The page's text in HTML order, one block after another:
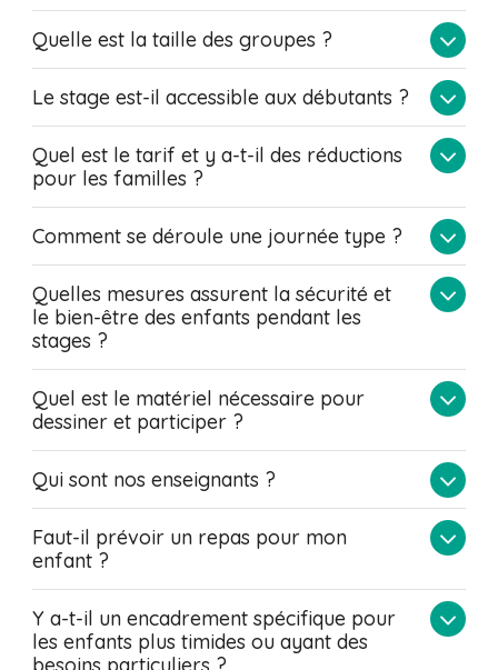
Quelle est la taille des groupes ?
Le stage est-il accessible aux débutants ?
Quel est le tarif et y a-t-il des réductions
pour les familles ?
Comment se déroule une journée type ?
Quelles mesures assurent la sécurité et
le bien-être des enfants pendant les
stages ?
Quel est le matériel nécessaire pour
dessiner et participer ?
Qui sont nos enseignants ?
Faut-il prévoir un repas pour mon
enfant ?
Y a-t-il un encadrement spécifique pour
les enfants plus timides ou ayant des
besoins particuliers ?